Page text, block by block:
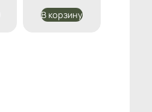
В корзину